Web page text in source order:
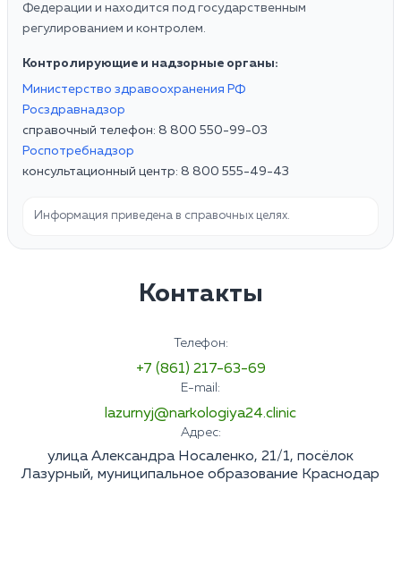
Федерации и находится под государственным
регулированием и контролем.
Контролирующие и надзорные органы:
Министерство здравоохранения РФ
Росздравнадзор
справочный телефон: 8 800 550-99-03
Роспотребнадзор
консультационный центр: 8 800 555-49-43
Информация приведена в справочных целях.
Контакты
Телефон:
+7 (861) 217-63-69
E-mail:
lazurnyj@narkologiya24.clinic
Адрес:
улица Александра Носаленко, 21/1, посёлок
Лазурный, муниципальное образование Краснодар